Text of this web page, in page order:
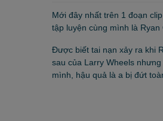
Mới đây nhất trên 1 đoạn
tập luyện cùng mình là Ryan
Được biết tai nạn xảy ra khi
sau của Larry Wheels
mình, hậu quả là a bị đứt